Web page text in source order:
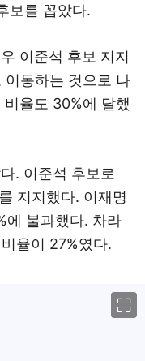
보를 꼽았다.
이준석 후보 지지
동하는 것으로 나
율도 30%에 달했
. 이준석 후보로
지지했다. 이재명
에 불과했다. 차라
율이 27%였다.